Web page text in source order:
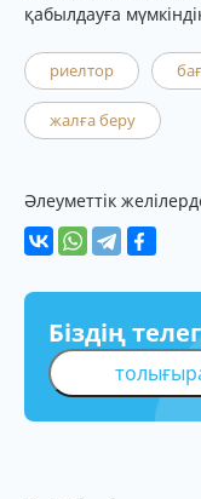
қабылдауға
риелтор
жалға беру
Әлеуметтік
Біздің